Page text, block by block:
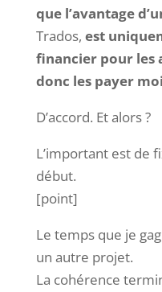
que l’avantage
Trados, est
financier pour les
donc les payer
D’accord. Et alors ?
L’important est de
début.
[point]
Le temps que je
un autre projet.
La cohérence